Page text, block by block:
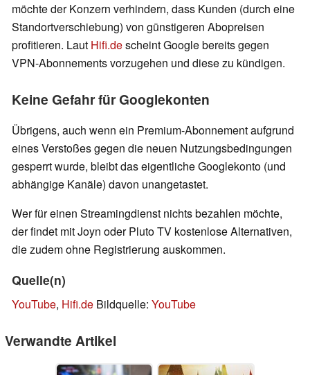
möchte der Konzern verhindern, dass Kunden (durch eine
Standortverschiebung) von günstigeren Abopreisen
profitieren. Laut Hifi.descheint Google bereits gegen
VPN-Abonnements vorzugehen und diese zu kündigen.
Keine Gefahr für Googlekonten
Übrigens, auch wenn ein Premium-Abonnement aufgrund
eines Verstoßes gegen die neuen Nutzungsbedingungen
gesperrt wurde, bleibt das eigentliche Googlekonto (und
abhängige Kanäle) davon unangetastet.
Wer für einen Streamingdienst nichts bezahlen möchte,
der findet mit Joyn oder Pluto TV kostenlose Alternativen,
die zudem ohne Registrierung auskommen.
Quelle(n)
YouTube, Hifi.de Bildquelle: YouTube
Verwandte Artikel